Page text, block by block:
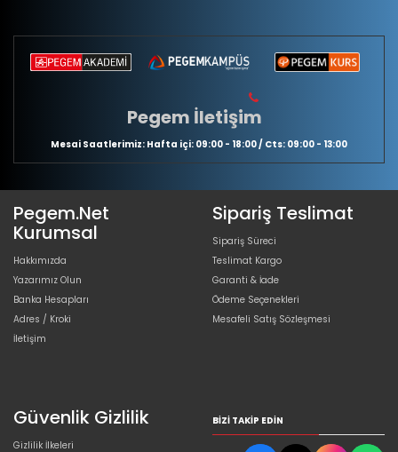
Pegem İletişim
Mesai Saatlerimiz: Hafta içi: 09:00 - 18:00 / Cts: 09:00 - 13:00
Pegem.Net
Kurumsal
Hakkımızda
Yazarımız Olun
Banka Hesapları
Adres / Kroki
İletişim
Sipariş Teslimat
Sipariş Süreci
Teslimat Kargo
Garanti & İade
Ödeme Seçenekleri
Mesafeli Satış Sözleşmesi
Güvenlik Gizlilik
Gizlilik İlkeleri
BIZI TAKIP EDIN